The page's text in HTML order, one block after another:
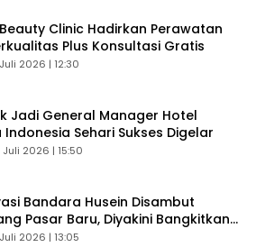
Clinic Hadirkan Perawatan
Plus Konsultasi Gratis
2026 | 12:30
Jadi General Manager Hotel
Indonesia Sehari Sukses Digelar
2026 | 15:50
Bandara Husein Disambut
Pasar Baru, Diyakini Bangkitkan
Ekonomi Bandung
2026 | 13:05